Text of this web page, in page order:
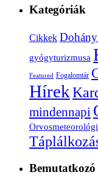
Kategóriák
Cikkek
gyógyturizmusa
Featured Fogalomtár
Hírek
mindennapi
Bemutatkozó